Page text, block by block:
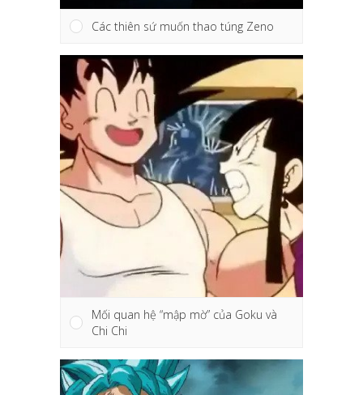
Các thiên sứ muốn thao túng Zeno
Mối quan hệ “mập mờ” của Goku và
Chi Chi